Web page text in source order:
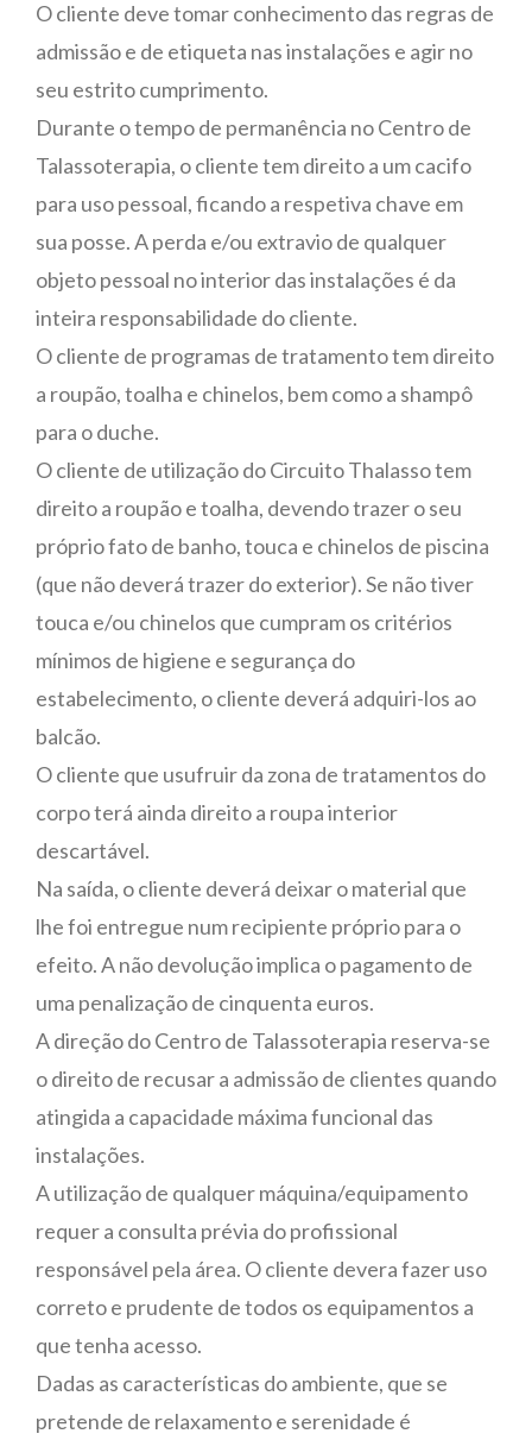
O cliente deve tomar conhecimento das regras de
admissão e de etiqueta nas instalações e agir no
seu estrito cumprimento.
Durante o tempo de permanência no Centro de
Talassoterapia, o cliente tem direito a um cacifo
para uso pessoal, ficando a respetiva chave em
sua posse. A perda e/ou extravio de qualquer
objeto pessoal no interior das instalações é da
inteira responsabilidade do cliente.
O cliente de programas de tratamento tem direito
a roupão, toalha e chinelos, bem como a shampô
para o duche.
O cliente de utilização do Circuito Thalasso tem
direito a roupão e toalha, devendo trazer o seu
próprio fato de banho, touca e chinelos de piscina
(que não deverá trazer do exterior). Se não tiver
touca e/ou chinelos que cumpram os critérios
mínimos de higiene e segurança do
estabelecimento, o cliente deverá adquiri-los ao
balcão.
O cliente que usufruir da zona de tratamentos do
corpo terá ainda direito a roupa interior
descartável.
Na saída, o cliente deverá deixar o material que
lhe foi entregue num recipiente próprio para o
efeito. A não devolução implica o pagamento de
uma penalização de cinquenta euros.
A direção do Centro de Talassoterapia reserva-se
o direito de recusar a admissão de clientes quando
atingida a capacidade máxima funcional das
instalações.
A utilização de qualquer máquina/equipamento
requer a consulta prévia do profissional
responsável pela área. O cliente devera fazer uso
correto e prudente de todos os equipamentos a
que tenha acesso.
Dadas as características do ambiente, que se
pretende de relaxamento e serenidade é